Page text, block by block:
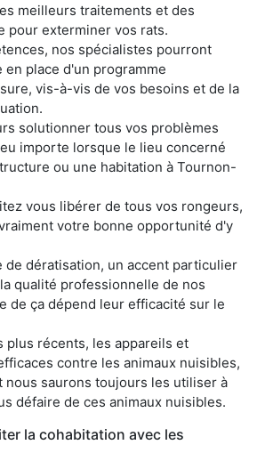
meilleurs traitements et des
pour exterminer vos rats.
nos spécialistes pourront
en place d'un programme
vis-à-vis de vos besoins et de la
solutionner tous vos problèmes
importe lorsque le lieu concerné
ou une habitation à Tournon-
vous libérer de tous vos rongeurs,
votre bonne opportunité d'y
de dératisation, un accent particulier
qualité professionnelle de nos
de ça dépend leur efficacité sur le
plus récents, les appareils et
contre les animaux nuisibles,
nous saurons toujours les utiliser à
défaire de ces animaux nuisibles.
la cohabitation avec les